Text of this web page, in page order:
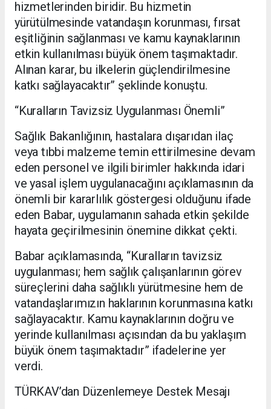
hizmetlerinden biridir. Bu hizmetin
yürütülmesinde vatandaşın korunması, fırsat
eşitliğinin sağlanması ve kamu kaynaklarının
etkin kullanılması büyük önem taşımaktadır.
Alınan karar, bu ilkelerin güçlendirilmesine
katkı sağlayacaktır” şeklinde konuştu.
“Kuralların Tavizsiz Uygulanması Önemli”
Sağlık Bakanlığının, hastalara dışarıdan ilaç
veya tıbbi malzeme temin ettirilmesine devam
eden personel ve ilgili birimler hakkında idari
ve yasal işlem uygulanacağını açıklamasının da
önemli bir kararlılık göstergesi olduğunu ifade
eden Babar, uygulamanın sahada etkin şekilde
hayata geçirilmesinin önemine dikkat çekti.
Babar açıklamasında, “Kuralların tavizsiz
uygulanması; hem sağlık çalışanlarının görev
süreçlerini daha sağlıklı yürütmesine hem de
vatandaşlarımızın haklarının korunmasına katkı
sağlayacaktır. Kamu kaynaklarının doğru ve
yerinde kullanılması açısından da bu yaklaşım
büyük önem taşımaktadır” ifadelerine yer
verdi.
TÜRKAV’dan Düzenlemeye Destek Mesajı